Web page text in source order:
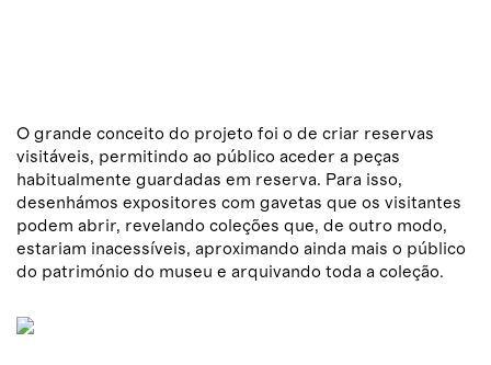
O grande conceito do projeto foi o de criar reservas
visitáveis, permitindo ao público aceder a peças
habitualmente guardadas em reserva. Para isso,
desenhámos expositores com gavetas que os visitantes
podem abrir, revelando coleções que, de outro modo,
estariam inacessíveis, aproximando ainda mais o público
do património do museu e arquivando toda a coleção.